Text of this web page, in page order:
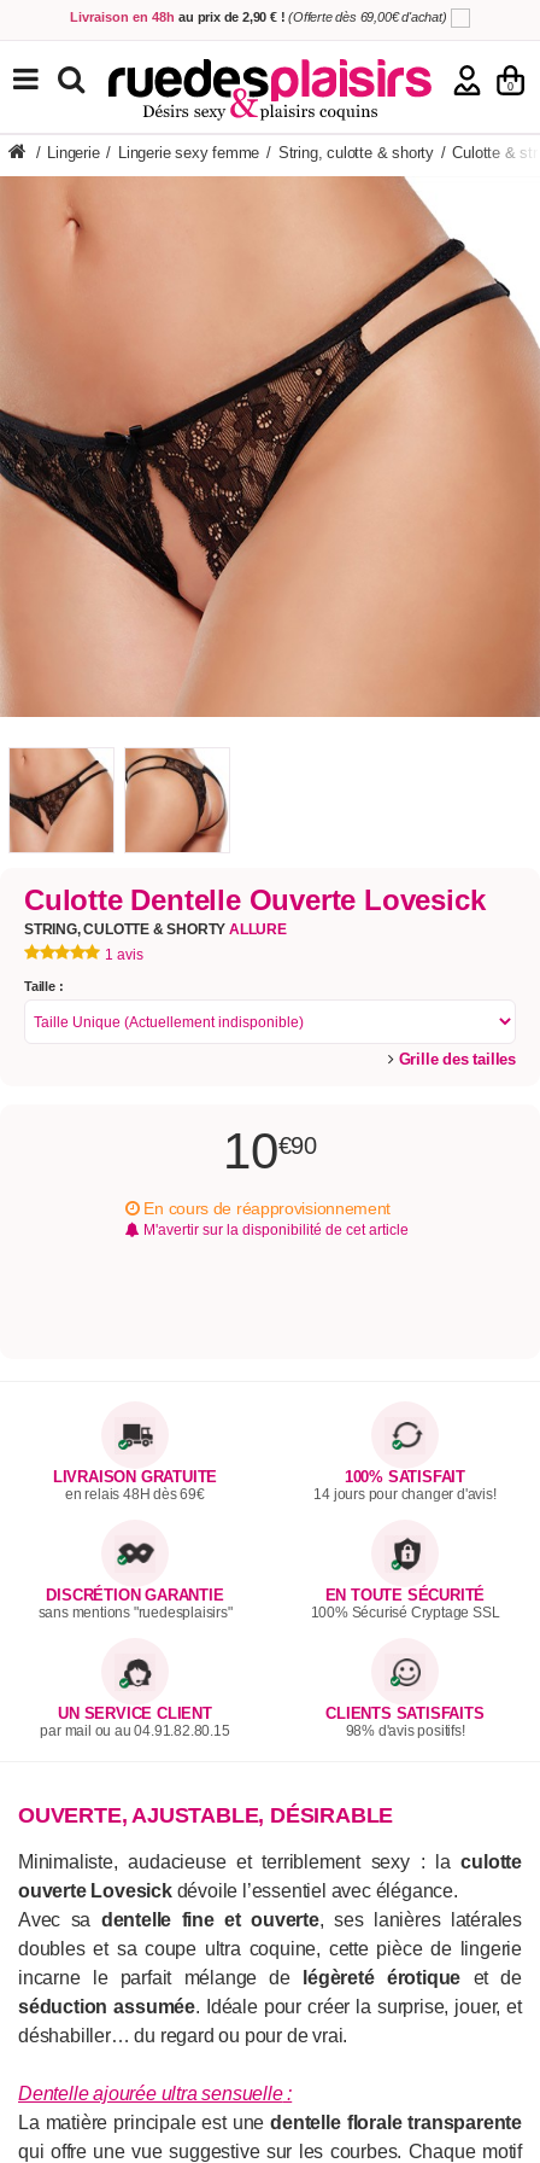
Livraison en 48h au prix de 2,90 € ! (Offerte dès 69,00€ d'achat)
5,00€ offerts en échange de votre avissur votre commande !
Achetez aujourd'hui. Décidez quand payer !
0
TOUS NOS PRODUITS
/ Lingerie / Lingerie sexy femme / String, culotte & shorty / Culotte &
Culotte Dentelle Ouverte Lovesick
STRING, CULOTTE & SHORTYALLURE
1 avis
Taille :
Grille des tailles
10€90
En cours de réapprovisionnement
M'avertir sur la disponibilité de cet article
LIVRAISON GRATUITE
en relais 48H dès 69€
100% SATISFAIT
14 jours pour changer d'avis!
DISCRÉTION GARANTIE
sans mentions "ruedesplaisirs"
EN TOUTE SÉCURITÉ
100% Sécurisé Cryptage SSL
UN SERVICE CLIENT
par mail ou au 04.91.82.80.15
CLIENTS SATISFAITS
98% d'avis positifs!
OUVERTE, AJUSTABLE, DÉSIRABLE
Minimaliste, audacieuse et terriblement sexy : laculotte
ouverte Lovesickdévoile l’essentiel avec élégance.
Avec sa dentelle fine et ouverte, ses lanières latérales
doubles et sa coupe ultra coquine, cette pièce de lingerie
incarne le parfait mélange de
légèreté érotique et de
séduction assumée. Idéale pour créer la surprise, jouer, et
déshabiller… du regard ou pour de vrai.
Dentelle ajourée ultra sensuelle:
La matière principale est unedentelle florale transparente
qui offre une vue suggestive sur les courbes. Chaque motif